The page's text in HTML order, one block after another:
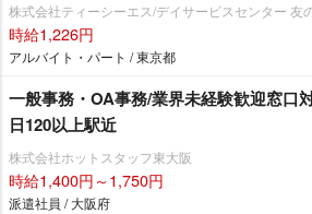
株式会社ティーシーエス/デイサービスセンター 友
時給1,226円
アルバイト・パート / 東京都
一般事務・OA事務/業界未経験歓迎窓口
日120以上駅近
株式会社ホットスタッフ東大阪
時給1,400円～1,750円
派遣社員 / 大阪府